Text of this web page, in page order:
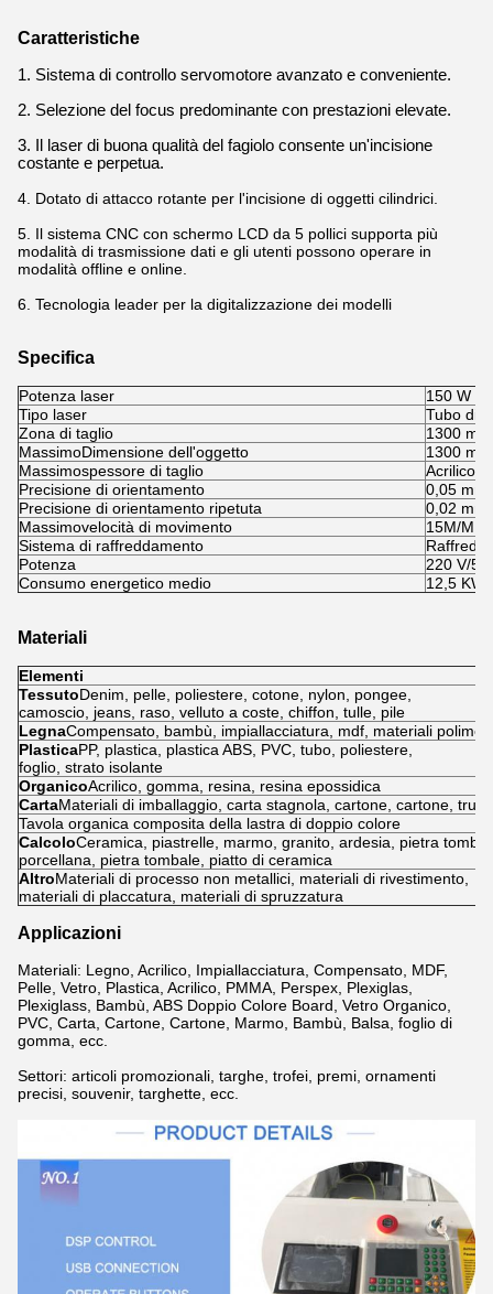
Caratteristiche
1. Sistema di controllo servomotore avanzato e conveniente.
2. Selezione del focus predominante con prestazioni elevate.
3. Il laser di buona qualità del fagiolo consente un'incisione
costante e perpetua.
4. Dotato di attacco rotante per l'incisione di oggetti cilindrici.
5. Il sistema CNC con schermo LCD da 5 pollici supporta più
modalità di trasmissione dati e gli utenti possono operare in
modalità offline e online.
6. Tecnologia leader per la digitalizzazione dei modelli
Specifica
Potenza laser
150 W
Tipo laser
Tubo di
Zona di taglio
1300
MassimoDimensione dell'oggetto
1300
Massimospessore di taglio
Acrilico
Precisione di orientamento
0,05 mm
Precisione di orientamento ripetuta
0,02 mm
Massimovelocità di movimento
15M/MIN
Sistema di raffreddamento
Potenza
220 V/50
Consumo energetico medio
12,5 KW
Materiali
Elementi
TessutoDenim, pelle, poliestere, cotone, nylon, pongee,
camoscio, jeans, raso, velluto a coste, chiffon, tulle, pile
LegnaCompensato, bambù, impiallacciatura, mdf, materiali
PlasticaPP, plastica, plastica ABS, PVC, tubo, poliestere,
foglio, strato isolante
OrganicoAcrilico, gomma, resina, resina epossidica
CartaMateriali di imballaggio, carta stagnola, cartone, cartone,
Tavola organica composita della lastra di doppio colore
CalcoloCeramica, piastrelle, marmo, granito, ardesia, pietra
porcellana, pietra tombale, piatto di ceramica
AltroMateriali di processo non metallici, materiali di rivestimento,
materiali di placcatura, materiali di spruzzatura
Applicazioni
Materiali: Legno, Acrilico, Impiallacciatura, Compensato, MDF,
Pelle, Vetro, Plastica, Acrilico, PMMA, Perspex, Plexiglas,
Plexiglass, Bambù, ABS Doppio Colore Board, Vetro Organico,
PVC, Carta, Cartone, Cartone, Marmo, Bambù, Balsa, foglio di
gomma, ecc.
Settori: articoli promozionali, targhe, trofei, premi, ornamenti
precisi, souvenir, targhette, ecc.